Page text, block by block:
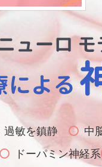
過敏を鎮静 中
ドーパミン神経系